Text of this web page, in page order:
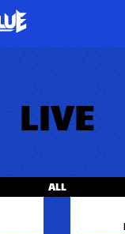
LIVE
ALL